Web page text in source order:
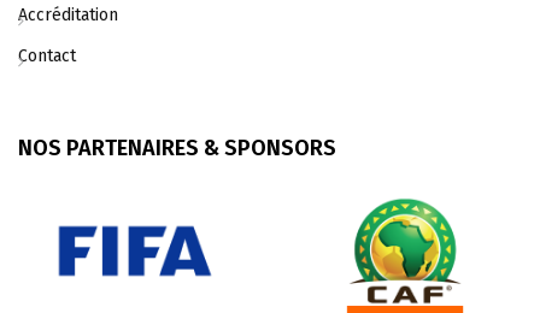
Accréditation
Contact
NOS PARTENAIRES & SPONSORS